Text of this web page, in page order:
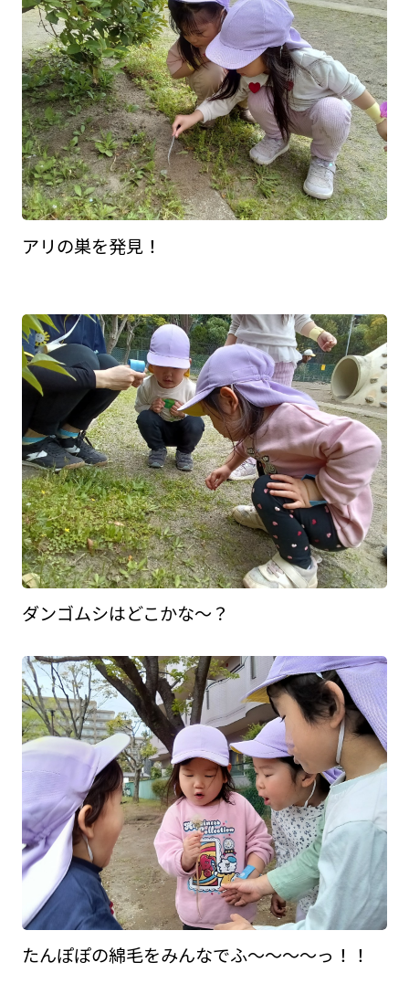
アリの巣を発見！
ダンゴムシはどこかな～？
たんぽぽの綿毛をみんなでふ～～～～っ！！